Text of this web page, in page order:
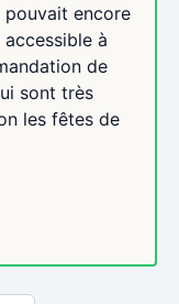
pouvait encore
à
de
sont très
les fêtes de